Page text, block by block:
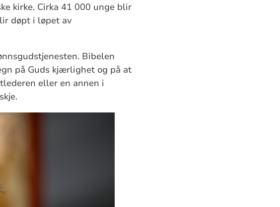
kirke. Cirka 41 000 unge blir
døpt i løpet av
Bibelen
på Guds kjærlighet og på at
eller en annen i